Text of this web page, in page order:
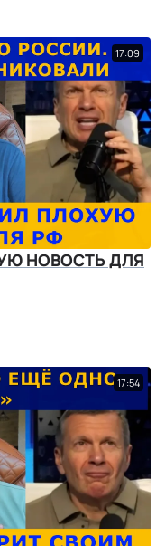
17:09
НОВОСТЬ ДЛЯ
17:54